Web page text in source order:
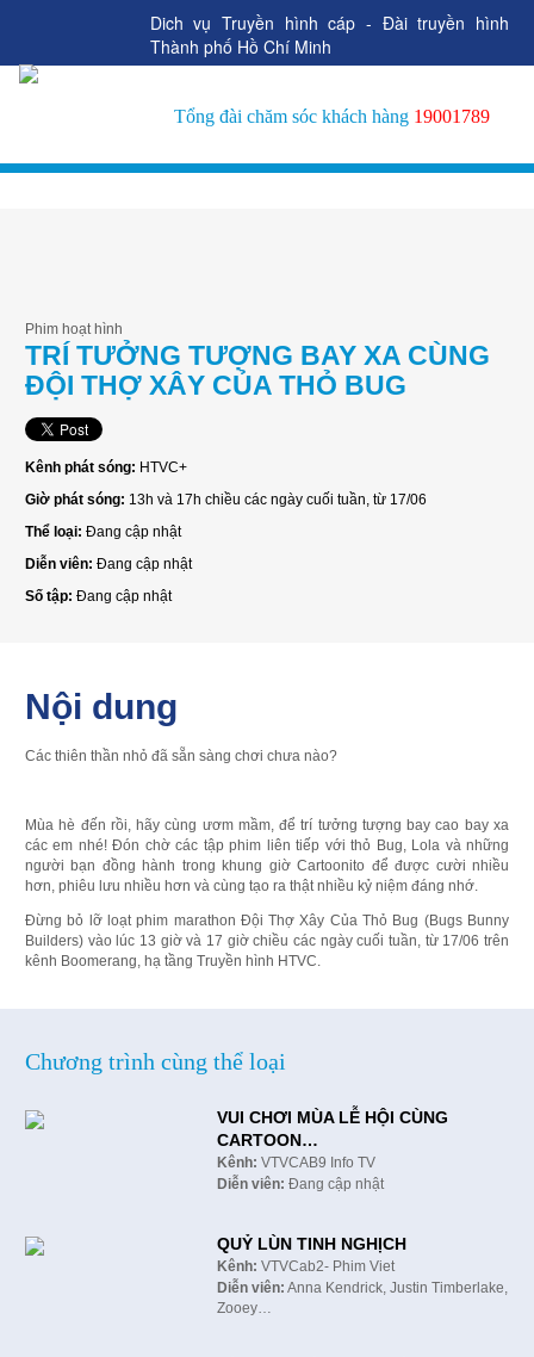
Dich vụ Truyền hình cáp - Đài truyền hình
Thành phố Hồ Chí Minh
Tổng đài chăm sóc khách hàng 19001789
Phim hoạt hình
TRÍ TƯỞNG TƯỢNG BAY XA CÙNG
ĐỘI THỢ XÂY CỦA THỎ BUG
Kênh phát sóng: HTVC+
Giờ phát sóng: 13h và 17h chiều các ngày cuối tuần, từ 17/06
Thể loại: Đang cập nhật
Diễn viên: Đang cập nhật
Số tập: Đang cập nhật
Nội dung
Các thiên thần nhỏ đã sẵn sàng chơi chưa nào?
Mùa hè đến rồi, hãy cùng ươm mầm, để trí tưởng tượng bay cao bay xa
các em nhé! Đón chờ các tập phim liên tiếp với thỏ Bug, Lola và những
người bạn đồng hành trong khung giờ Cartoonito để được cười nhiều
hơn, phiêu lưu nhiều hơn và cùng tạo ra thật nhiều kỷ niệm đáng nhớ.
Đừng bỏ lỡ loạt phim marathon Đội Thợ Xây Của Thỏ Bug (Bugs Bunny
Builders) vào lúc 13 giờ và 17 giờ chiều các ngày cuối tuần, từ 17/06 trên
kênh Boomerang, hạ tầng Truyền hình HTVC.
Chương trình cùng thể loại
VUI CHƠI MÙA LỄ HỘI CÙNG
CARTOON…
Kênh: VTVCAB9 Info TV
Diễn viên: Đang cập nhật
QUỶ LÙN TINH NGHỊCH
Kênh: VTVCab2- Phim Viet
Diễn viên: Anna Kendrick, Justin Timberlake,
Zooey…